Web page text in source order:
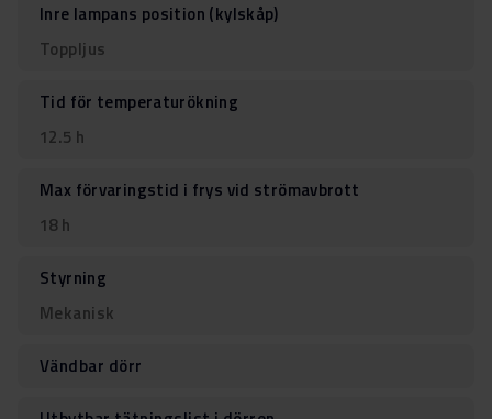
Inre lampans position (kylskåp)
Toppljus
Tid för temperaturökning
12.5 h
Max förvaringstid i frys vid strömavbrott
18 h
Styrning
Mekanisk
Vändbar dörr